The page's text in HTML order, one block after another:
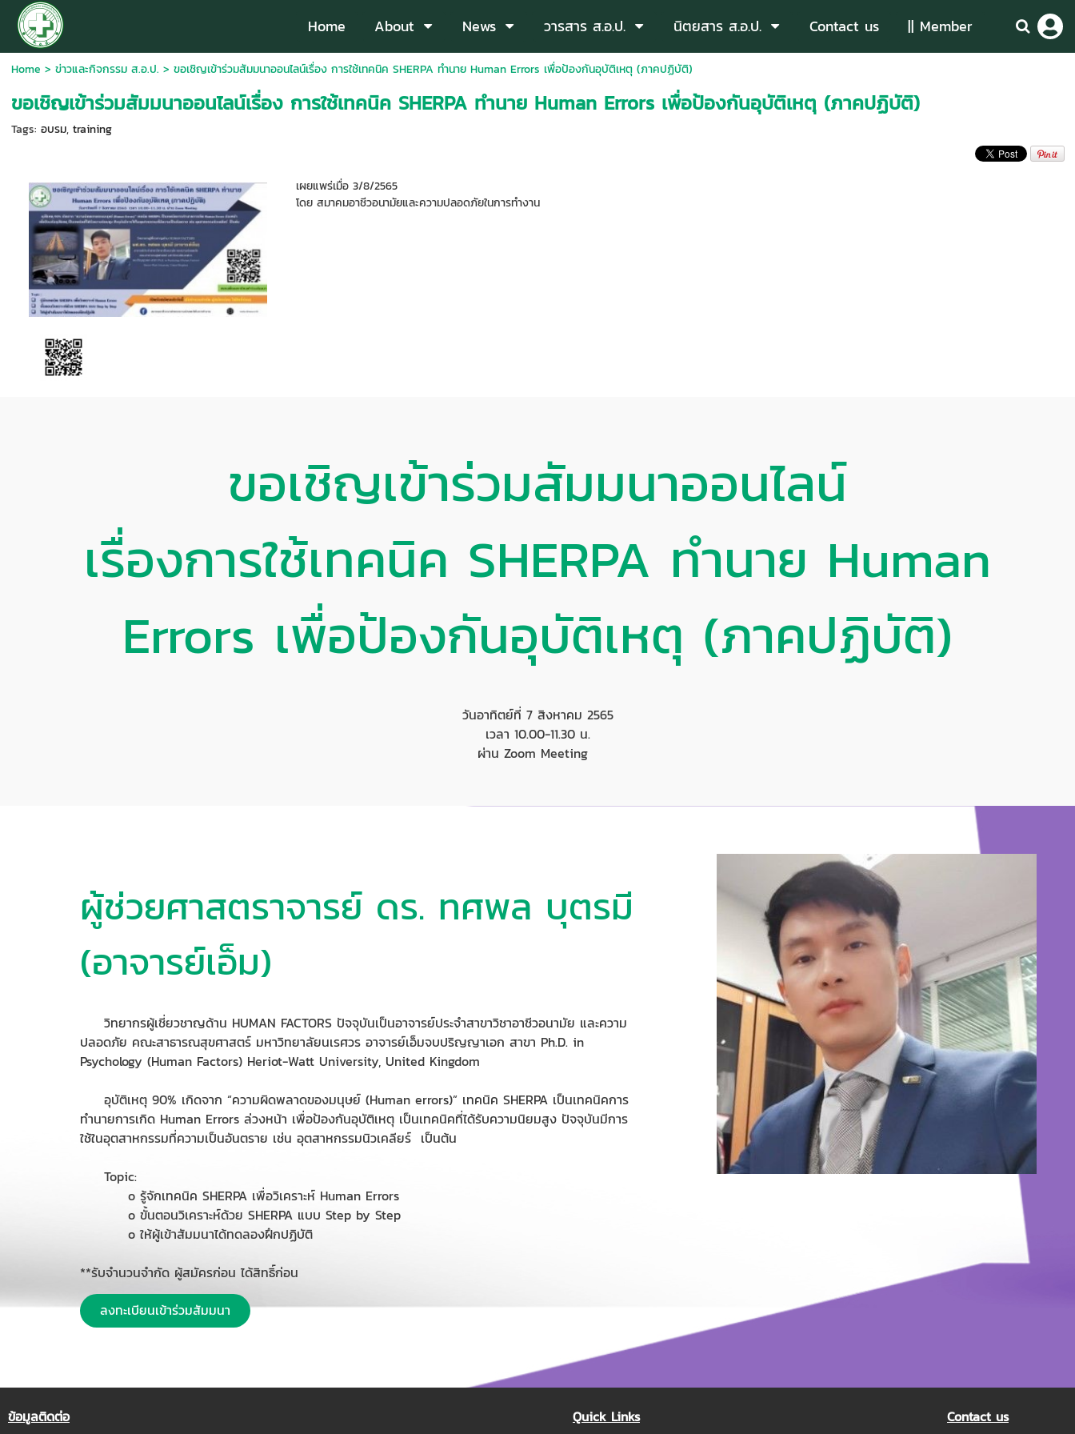
Home About News วารสาร ส.อ.ป. นิตยสาร ส.อ.ป. Contact us || Member
Home > ข่าวและกิจกรรม ส.อ.ป. > ขอเชิญเข้าร่วมสัมมนาออนไลน์เรื่อง การใช้เทคนิค SHERPA ทำนาย Human Errors เพื่อป้องกันอุบัติเหตุ (ภาคปฏิบัติ)
ขอเชิญเข้าร่วมสัมมนาออนไลน์เรื่อง การใช้เทคนิค SHERPA ทำนาย Human Errors เพื่อป้องกันอุบัติเหตุ (ภาคปฏิบัติ)
Tags: อบรม, training
เผยแพร่เมื่อ 3/8/2565
โดย สมาคมอาชีวอนามัยและความปลอดภัยในการทำงาน
ขอเชิญเข้าร่วมสัมมนาออนไลน์
เรื่องการใช้เทคนิค SHERPA ทำนาย Human
Errors เพื่อป้องกันอุบัติเหตุ (ภาคปฏิบัติ)
วันอาทิตย์ที่ 7 สิงหาคม 2565
เวลา 10.00-11.30 น.
ผ่าน Zoom Meeting
ผู้ช่วยศาสตราจารย์ ดร. ทศพล บุตรมี
(อาจารย์เอ็ม)
วิทยากรผู้เชี่ยวชาญด้าน HUMAN FACTORS ปัจจุบันเป็นอาจารย์ประจำสาขาวิชาอาชีวอนามัย และความ
ปลอดภัย คณะสาธารณสุขศาสตร์ มหาวิทยาลัยนเรศวร อาจารย์เอ็มจบปริญญาเอก สาขา Ph.D. in
Psychology (Human Factors) Heriot-Watt University, United Kingdom
อุบัติเหตุ 90% เกิดจาก “ความผิดพลาดของมนุษย์ (Human errors)” เทคนิค SHERPA เป็นเทคนิคการ
ทำนายการเกิด Human Errors ล่วงหน้า เพื่อป้องกันอุบัติเหตุ เป็นเทคนิคที่ได้รับความนิยมสูง ปัจจุบันมีการ
ใช้ในอุตสาหกรรมที่ความเป็นอันตราย เช่น อุตสาหกรรมนิวเคลียร์ เป็นต้น
Topic:
o รู้จักเทคนิค SHERPA เพื่อวิเคราะห์ Human Errors
o ขั้นตอนวิเคราะห์ด้วย SHERPA แบบ Step by Step
o ให้ผู้เข้าสัมมนาได้ทดลองฝึกปฏิบัติ
**รับจำนวนจำกัด ผู้สมัครก่อน ได้สิทธิ์ก่อน
ลงทะเบียนเข้าร่วมสัมมนา
ข้อมูลติดต่อ Quick Links Contact us